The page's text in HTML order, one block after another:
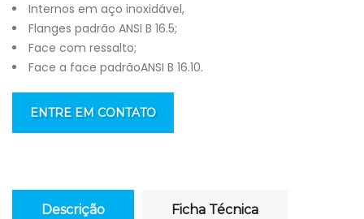
Internos em aço inoxidável,
Flanges padrão ANSI B 16.5;
Face com ressalto;
Face a face padrãoANSI B 16.10.
ENTRE EM CONTATO
Descrição Ficha Técnica